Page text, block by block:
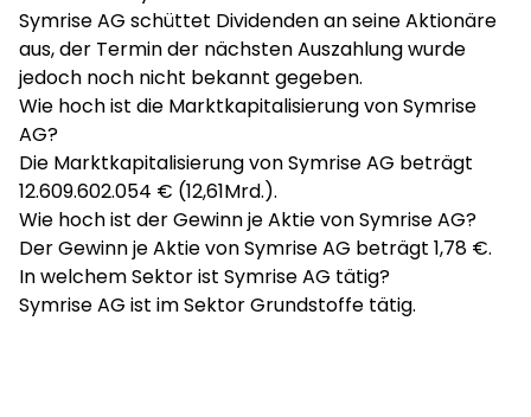
Symrise AG schüttet Dividenden an seine Aktionäre
aus, der Termin der nächsten Auszahlung wurde
jedoch noch nicht bekannt gegeben.
Wie hoch ist die Marktkapitalisierung von Symrise
AG?
Die Marktkapitalisierung von Symrise AG beträgt
12.609.602.054 € (12,61Mrd.).
Wie hoch ist der Gewinn je Aktie von Symrise AG?
Der Gewinn je Aktie von Symrise AG beträgt 1,78 €.
In welchem Sektor ist Symrise AG tätig?
Symrise AG ist im Sektor Grundstoffe tätig.